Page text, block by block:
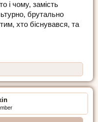
і чому, замість
брутально
хто біснувався, та